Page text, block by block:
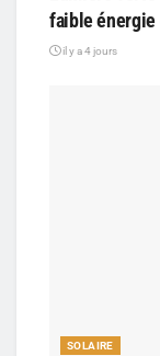
faible énergie
il y a 4 jours
SOLAIRE